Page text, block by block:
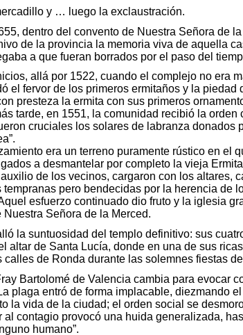
y … luego la exclaustración.
dentro del convento de Nuestra Señora de
de la provincia la memoria viva de aquella
a que fueran borrados por el paso del
allá por 1522, cuando el complejo no era
el fervor de los primeros ermitaños y la
presteza la ermita con sus primeros
tarde, en 1551, la comunidad recibió la
cruciales los solares de labranza
era un terreno puramente rústico en el
a desmantelar por completo la vieja
de los vecinos, cargaron con los altares,
tempranas pero bendecidas por la herencia de
esfuerzo continuado dio fruto y la iglesia
Señora de la Merced.
la suntuosidad del templo definitivo: sus
altar de Santa Lucía, donde en una de sus
calles de Ronda durante las solemnes fiestas
Bartolomé de Valencia cambia para evocar
plaga entró de forma implacable, diezmando
la vida de la ciudad; el orden social se
al contagio provocó una huida generalizada,
humano”.